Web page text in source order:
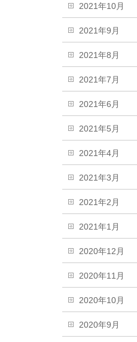
2021年10月
2021年9月
2021年8月
2021年7月
2021年6月
2021年5月
2021年4月
2021年3月
2021年2月
2021年1月
2020年12月
2020年11月
2020年10月
2020年9月